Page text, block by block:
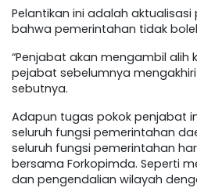
Pelantikan ini adalah
bahwa pemerintahan tidak
“Penjabat akan mengambil alih
pejabat sebelumnya
sebutnya.
Adapun tugas pokok penjabat
seluruh fungsi pemerintahan
seluruh fungsi pemerintahan
bersama Forkopimda. Seperti
dan pengendalian wilayah